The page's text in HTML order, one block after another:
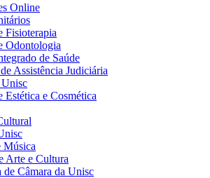
Online
Fisioterapia
Odontologia
de Saúde
Assistência Judiciária
Unisc
Estética e Cosmética
Música
Arte e Cultura
de Câmara da Unisc